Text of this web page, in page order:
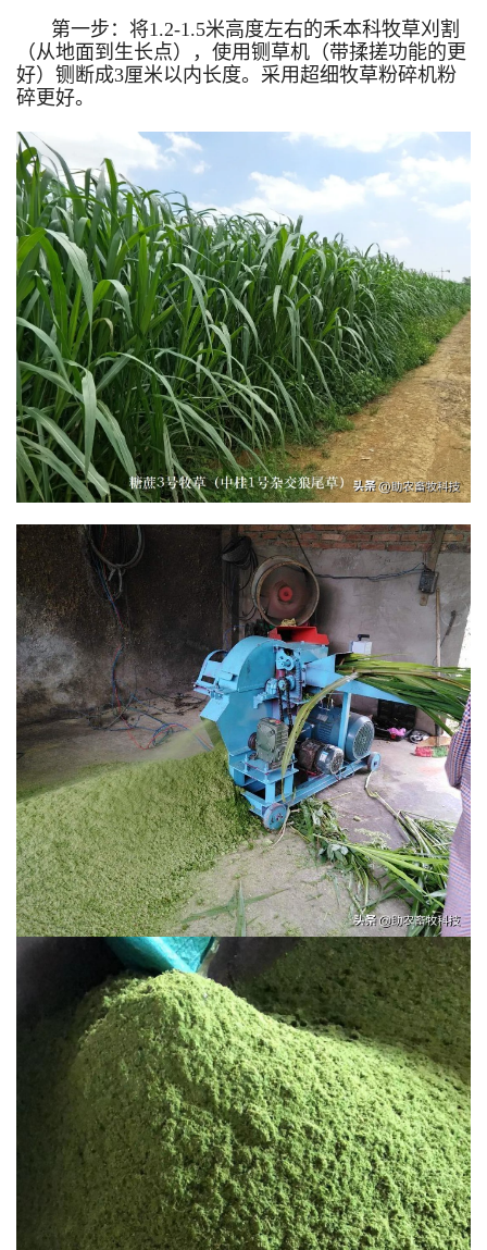
第一步：将1.2-1.5米高度左右的禾本科牧草刈割
（从地面到生长点），使用铡草机（带揉搓功能的更
好）铡断成3厘米以内长度。采用超细牧草粉碎机粉
碎更好。